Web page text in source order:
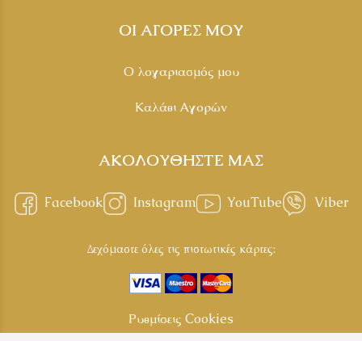
ΟΙ ΑΓΟΡΕΣ ΜΟΥ
Ο λογαριασμός μου
Καλάθι Αγορών
ΑΚΟΛΟΥΘΗΣΤΕ ΜΑΣ
Facebook Instagram YouTube Viber
Δεχόμαστε όλες τις πιστωτικές κάρτες:
Ρυθμίσεις Cookies